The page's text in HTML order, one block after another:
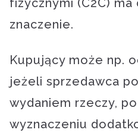
fizycznymi (C2C)
znaczenie.
Kupujący może np.
jeżeli sprzedawca
wydaniem rzeczy,
wyznaczeniu